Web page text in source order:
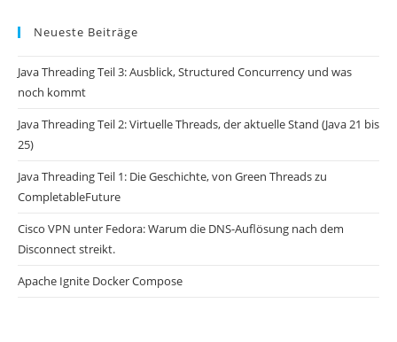
Neueste Beiträge
Java Threading Teil 3: Ausblick, Structured Concurrency und was
noch kommt
Java Threading Teil 2: Virtuelle Threads, der aktuelle Stand (Java 21 bis
25)
Java Threading Teil 1: Die Geschichte, von Green Threads zu
CompletableFuture
Cisco VPN unter Fedora: Warum die DNS-Auflösung nach dem
Disconnect streikt.
Apache Ignite Docker Compose